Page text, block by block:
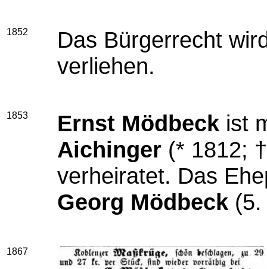
1852
Das Bürgerrecht
verliehen.
1853 Ernst Mödbeck ist
Aichinger (* 1812;
verheiratet. Das
Georg Mödbeck
1867